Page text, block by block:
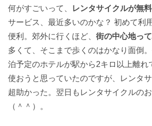
何がすごいって、 レンタサイクルが無料
サービス、最近多いのかな？ 初めて利
便利。郊外に行くほど、 街の中心地っ
多くて、そこまで歩くのはかなり面倒
泊予定のホテルが駅から2キロ以上離れ
使おうと思っていたのですが、レンタ
超助かった。翌日もレンタサイクルの
（＾＾）。